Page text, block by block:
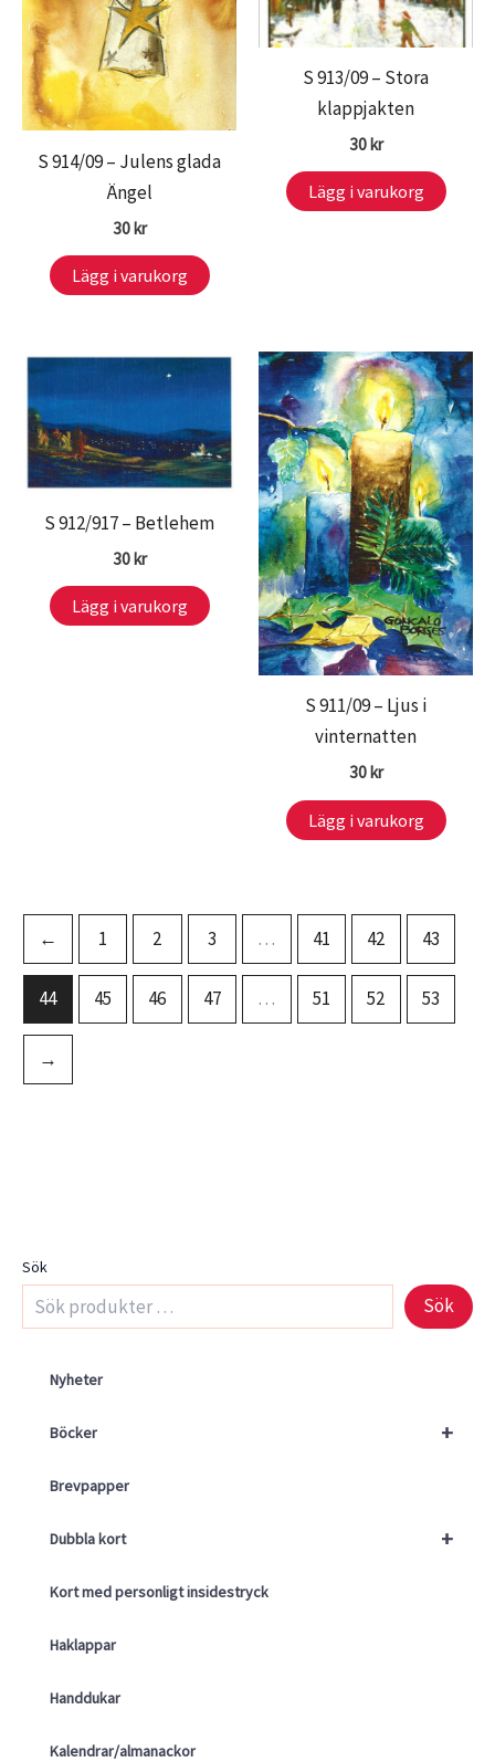
Sök
Sök
Nyheter
+
Böcker
Brevpapper
+
Dubbla kort
Kort med personligt insidestryck
Haklappar
Handdukar
Kalendrar/almanackor
S 914/09 – Julens glada
Ängel
30kr
Lägg i varukorg
S 913/09 – Stora
klappjakten
30kr
Lägg i varukorg
S 912/917 – Betlehem
30kr
Lägg i varukorg
S 911/09 – Ljus i
vinternatten
30kr
Lägg i varukorg
← 1 2 3 … 41 42 43
44 45 46 47 … 51 52 53
→